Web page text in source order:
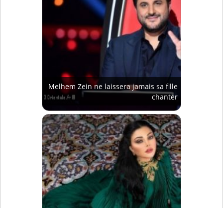
Melhem Zein ne laissera jamais sa fille
chanter